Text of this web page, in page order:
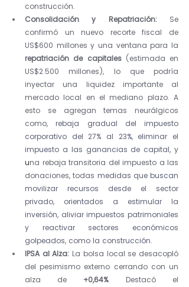
construcción.
Consolidación y Repatriación: Se
confirmó un nuevo recorte fiscal de
repatriación de capitales (estimada en
US$2.500 millones), lo que podría
inyectar una liquidez importante al
mercado local en el mediano plazo. A
esto se agregan temas neurálgicos
como, rebaja gradual del impuesto
corporativo del 27% al 23%, eliminar el
una rebaja transitoria del impuesto a las
donaciones, todas medidas que buscan
movilizar recursos desde el sector
privado, orientados a estimular la
inversión, aliviar impuestos patrimoniales
y reactivar sectores económicos
golpeados, como la construcción.
IPSA al Alza: La bolsa local se desacopló
del pesimismo externo cerrando con un
alza de +0,64%. Destacó el